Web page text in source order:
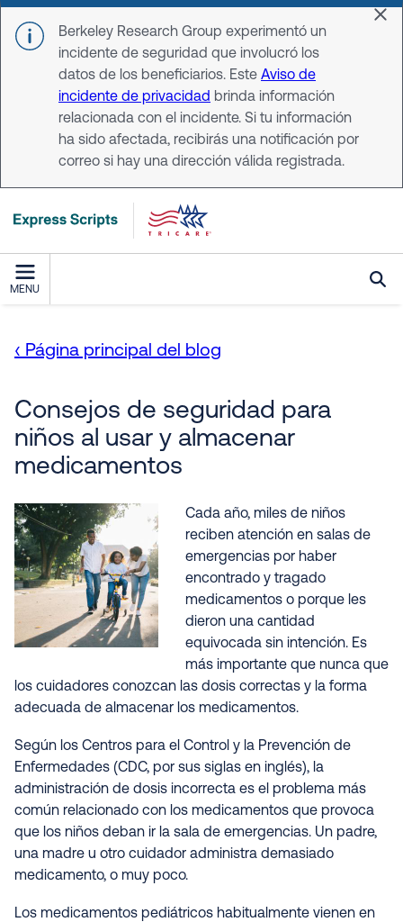
Skip to main content
Berkeley Research Group experimentó un
incidente de seguridad que involucró los
datos de los beneficiarios. Este Aviso de
incidente de privacidad brinda información
relacionada con el incidente. Si tu información
ha sido afectada, recibirás una notificación por
correo si hay una dirección válida registrada.
MENU
‹ Página principal del blog
Consejos de seguridad para
niños al usar y almacenar
medicamentos
Cada año, miles de niños
reciben atención en salas de
emergencias por haber
encontrado y tragado
medicamentos o porque les
dieron una cantidad
equivocada sin intención. Es
más importante que nunca que
los cuidadores conozcan las dosis correctas y la forma
adecuada de almacenar los medicamentos.
Según los Centros para el Control y la Prevención de
Enfermedades (CDC, por sus siglas en inglés), la
administración de dosis incorrecta es el problema más
común relacionado con los medicamentos que provoca
que los niños deban ir la sala de emergencias. Un padre,
una madre u otro cuidador administra demasiado
medicamento, o muy poco.
Los medicamentos pediátricos habitualmente vienen en